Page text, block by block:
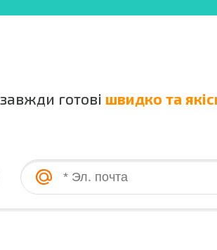
готові швидко та